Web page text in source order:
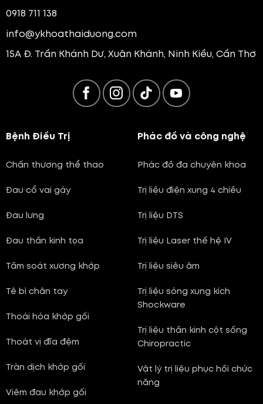
0918 711 138
info@ykhoathaiduong.com
15A Đ. Trần Khánh Dư, Xuân Khánh, Ninh Kiều, Cần Thơ
Bệnh Điều Trị
Chấn thương thể thao
Đau cổ vai gáy
Đau lưng
Đau thần kinh tọa
Tầm soát xương khớp
Tê bì chân tay
Thoái hóa khớp gối
Thoát vị đĩa đệm
Tràn dịch khớp gối
Viêm đau khớp gối
Phác đồ và công nghệ
Phác đồ đa chuyên khoa
Trị liệu điện xung 4 chiều
Trị liệu DTS
Trị liệu Laser thế hệ IV
Trị liệu siêu âm
Trị liệu sóng xung kích
Shockware
Trị liệu thần kinh cột sống
Chiropractic
Vật lý trị liệu phục hồi chức
năng